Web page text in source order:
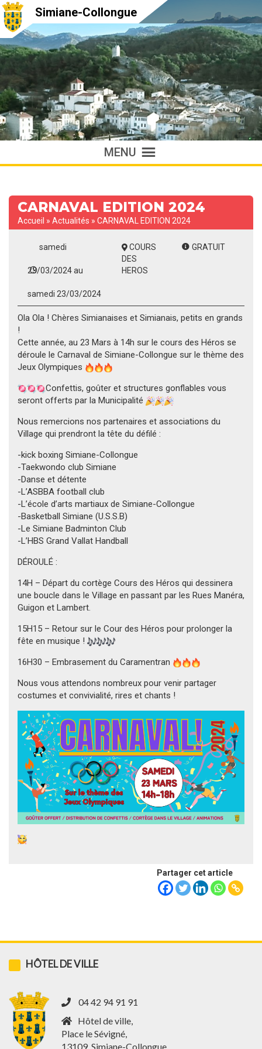
Simiane-Collongue
MENU
CARNAVAL EDITION 2024
Accueil » Actualités » CARNAVAL EDITION 2024
samedi
23/03/2024 au
samedi 23/03/2024
COURS
DES
HEROS
GRATUIT
Ola Ola ! Chères Simianaises et Simianais, petits en grands
!
Cette année, au 23 Mars à 14h sur le cours des Héros se
déroule le Carnaval de Simiane-Collongue sur le thème des
Jeux Olympiques
Confettis, goûter et structures gonflables vous
seront offerts par la Municipalité
Nous remercions nos partenaires et associations du
Village qui prendront la tête du défilé :
-kick boxing Simiane-Collongue
-Taekwondo club Simiane
-Danse et détente
-L’ASBBA football club
-L’école d’arts martiaux de Simiane-Collongue
-Basketball Simiane (U.S.S.B)
-Le Simiane Badminton Club
-L’HBS Grand Vallat Handball
DÉROULÉ :
14H – Départ du cortège Cours des Héros qui dessinera
une boucle dans le Village en passant par les Rues Manéra,
Guigon et Lambert.
15H15 – Retour sur le Cour des Héros pour prolonger la
fête en musique !
16H30 – Embrasement du Caramentran
Nous vous attendons nombreux pour venir partager
costumes et convivialité, rires et chants !
Partager cet article
HÔTEL DE VILLE
04 42 94 91 91
Hôtel de ville,
Place le Sévigné,
13109, Simiane-Collongue